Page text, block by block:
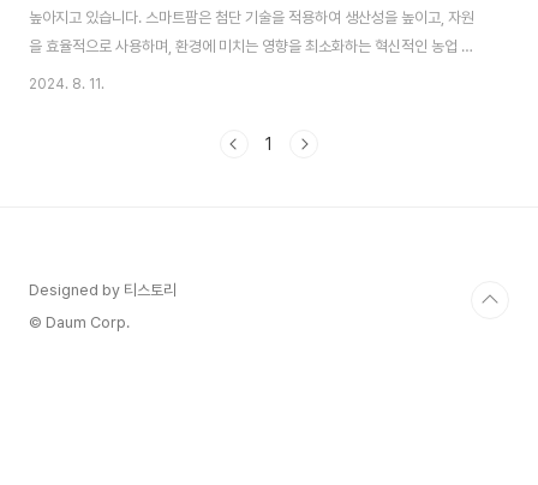
높아지고 있습니다. 스마트팜은 첨단 기술을 적용하여 생산성을 높이고, 자원
을 효율적으로 사용하며, 환경에 미치는 영향을 최소화하는 혁신적인 농업 방
식입니다. 농업이 4차 산업혁명에 접어들면서, 이 기술은 농업의 미래를 밝히
그리고 스마트팜이 농업에 미치는 영향에 대해 살펴보겠습니다. 스마트팜의
2024. 8. 11.
1
Designed by 티스토리
© Daum Corp.